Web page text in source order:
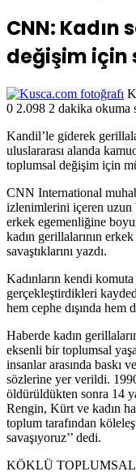
CNN:
değişim için
0 2.098 2 dakika okuma
Kandil’le giderek
uluslararası alanda
toplumsal değişim için
CNN International
izlenimlerini içeren uzun
erkek egemenliğine
kadın gerillalarının
savaştıklarını yazdı.
Kadınların kendi
gerçekleştirdikleri
hem cephe dışında hem
Haberde kadın
eksenli bir toplumsal
insanlar arasında baskı
sözlerine yer verildi.
öldürüldükten sonra 14
Rengin, Kürt ve kadın
toplum tarafından
savaşıyoruz’’ dedi.
KÖKLÜ